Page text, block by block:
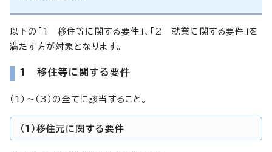
以下の「1 移住等に関する要件」、「2 就業に関する要件」を
満たす方が対象となります。
1 移住等に関する要件
（1）～（3）の全てに該当すること。
（1）移住元に関する要件